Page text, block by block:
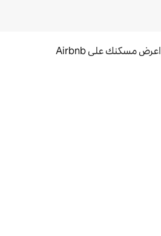
اعرض مسكنك على Airbnb